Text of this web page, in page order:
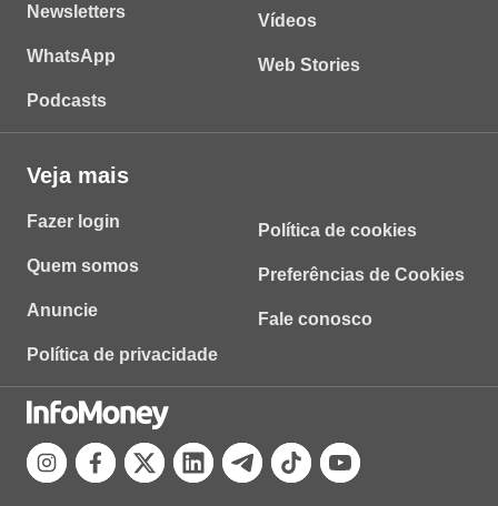
Newsletters
WhatsApp
Podcasts
Vídeos
Web Stories
Veja mais
Fazer login
Quem somos
Anuncie
Política de privacidade
Política de cookies
Preferências de Cookies
Fale conosco